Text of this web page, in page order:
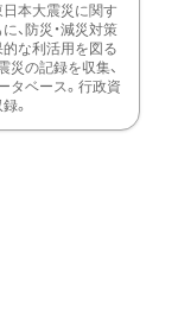
本大震災に関す
、防災・減災対策
な利活用を図る
災の記録を収集、
タベース。行政資
。